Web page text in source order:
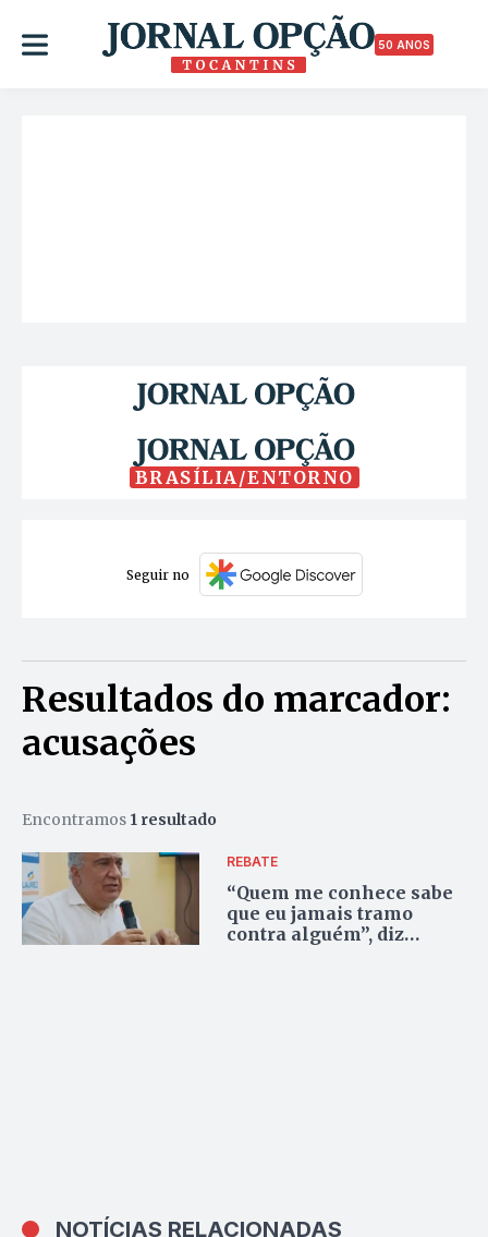
50 ANOS
BRASÍLIA/ENTORNO
Seguir no
Resultados do marcador:
acusações
Encontramos 1 resultado
REBATE
“Quem me conhece sabe
que eu jamais tramo
contra alguém”, diz
NOTÍCIAS RELACIONADAS